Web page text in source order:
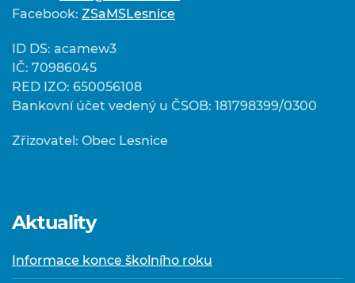
Facebook: ZSaMSLesnice
ID DS: acamew3
IČ: 70986045
RED IZO: 650056108
Bankovní účet vedený u ČSOB: 181798399/0300
Zřizovatel: Obec Lesnice
Aktuality
Informace konce školního roku